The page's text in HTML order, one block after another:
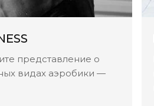
представление о
видах аэробики —